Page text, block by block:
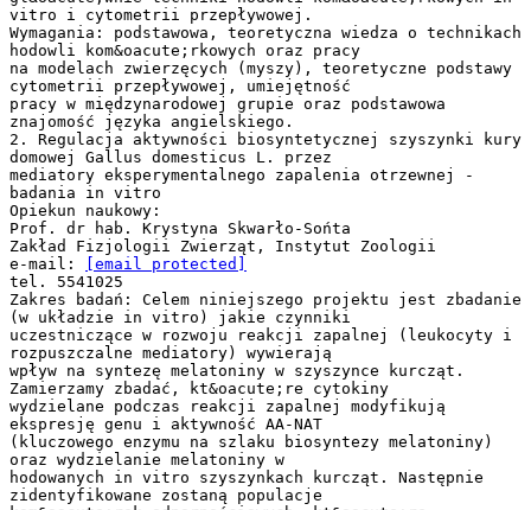
vitro i cytometrii przepływowej.
Wymagania: podstawowa, teoretyczna wiedza o technikach
hodowli kom&oacute;rkowych oraz pracy
na modelach zwierzęcych (myszy), teoretyczne podstawy
cytometrii przepływowej, umiejętność
pracy w międzynarodowej grupie oraz podstawowa
znajomość języka angielskiego.
2. Regulacja aktywności biosyntetycznej szyszynki kury
domowej Gallus domesticus L. przez
mediatory eksperymentalnego zapalenia otrzewnej -
badania in vitro
Opiekun naukowy:
Prof. dr hab. Krystyna Skwarło-Sońta
Zakład Fizjologii Zwierząt, Instytut Zoologii
e-mail:
[email protected]
tel. 5541025
Zakres badań: Celem niniejszego projektu jest zbadanie
(w układzie in vitro) jakie czynniki
uczestniczące w rozwoju reakcji zapalnej (leukocyty i
rozpuszczalne mediatory) wywierają
wpływ na syntezę melatoniny w szyszynce kurcząt.
Zamierzamy zbadać, kt&oacute;re cytokiny
wydzielane podczas reakcji zapalnej modyfikują
ekspresję genu i aktywność AA-NAT
(kluczowego enzymu na szlaku biosyntezy melatoniny)
oraz wydzielanie melatoniny w
hodowanych in vitro szyszynkach kurcząt. Następnie
zidentyfikowane zostaną populacje